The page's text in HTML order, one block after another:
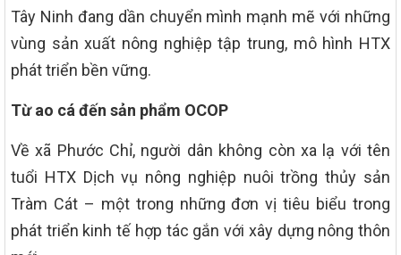
Tây Ninh đang dần chuyển mình mạnh mẽ với những
vùng sản xuất nông nghiệp tập trung, mô hình HTX
phát triển bền vững.
Từ ao cá đến sản phẩm OCOP
Về xã Phước Chỉ, người dân không còn xa lạ với tên
tuổi HTX Dịch vụ nông nghiệp nuôi trồng thủy sản
Tràm Cát – một trong những đơn vị tiêu biểu trong
phát triển kinh tế hợp tác gắn với xây dựng nông thôn